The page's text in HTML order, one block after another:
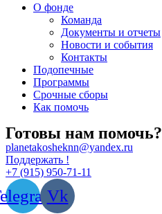
О фонде
Команда
Документы и отчеты
Новости и события
Контакты
Подопечные
Программы
Срочные сборы
Как помочь
Готовы нам помочь?
planetakosheknn@yandex.ru
Поддержать !
+7 (915) 950-71-11
Vk